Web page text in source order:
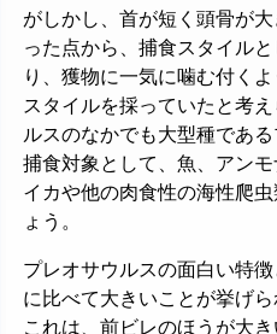
がしかし、首が短く頭骨が
った点から、捕食スタイル
り、獲物に一気に噛む付く
スタイルを採っていたと考
ルスのなかでも大型種であ
捕食対象として、魚、アン
イカや他の肉食性の海性爬
ょう。
プレオサウルスの面白い特
に比べて大きいことが挙げら
これは、前ビレのほうが大